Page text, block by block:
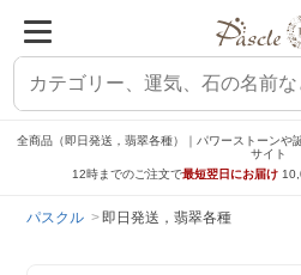
全商品（即日発送，翡翠各種）｜パワーストーンや
サイト
12時までのご注文で最短翌日にお届け
パスクル 即日発送，翡翠各種